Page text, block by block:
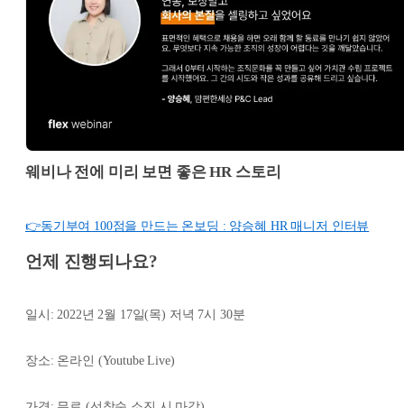
웨비나 전에 미리 보면 좋은 HR 스토리
👉동기부여 100점을 만드는 온보딩 : 양승혜 HR 매니저 인터뷰
언제 진행되나요?
일시: 2022년 2월 17일(목) 저녁 7시 30분
장소: 온라인 (Youtube Live)